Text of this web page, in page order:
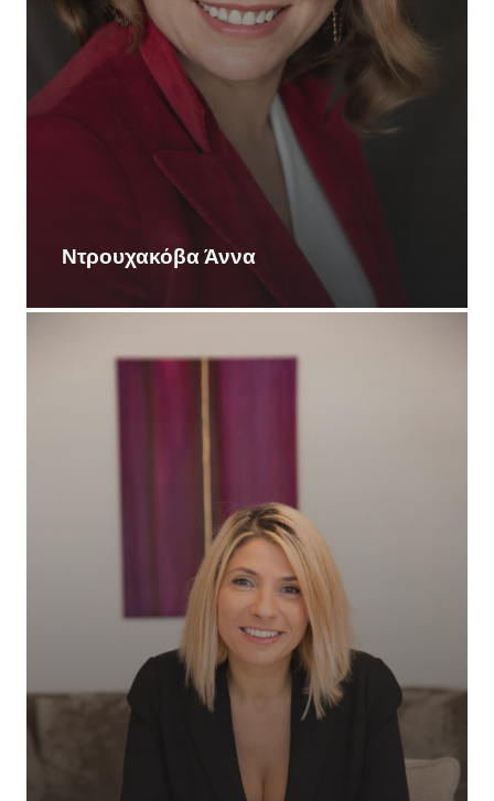
Ντρουχακόβα Άννα